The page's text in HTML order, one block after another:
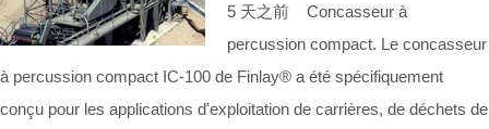
5 天之前 Concasseur à
percussion compact. Le concasseur
à percussion compact IC-100 de Finlay® a été spécifiquement
conçu pour les applications d'exploitation de carrières, de déchets de